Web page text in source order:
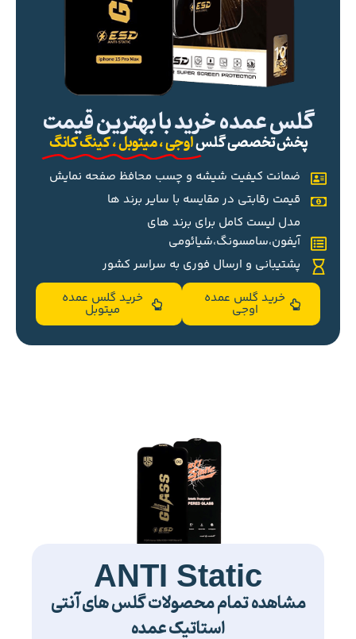
گلس عمده خرید با بهترین قیمت
پخش تخصصی گلساوجی ، میتوبل ، کینگ کانگ
ضمانت کیفیت شیشه و چسب محافظ صفحه نمایش
قیمت رقابتی در مقایسه با سایر برند ها
مدل لیست کامل برای برند های
آیفون،سامسونگ،شیائومی
پشتیبانی و ارسال فوری به سراسر کشور
خرید گلس عمده
اوجی
خرید گلس عمده
میتوبل
ANTI Static
مشاهده تمام محصولات گلس های آنتی
استاتیک عمده